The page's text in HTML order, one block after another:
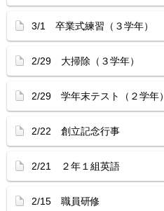
3/1 卒業式練習（３学年）
2/29 大掃除（３学年）
2/29 学年末テスト（２学年）
2/22 創立記念行事
2/21 ２年１組英語
2/15 職員研修